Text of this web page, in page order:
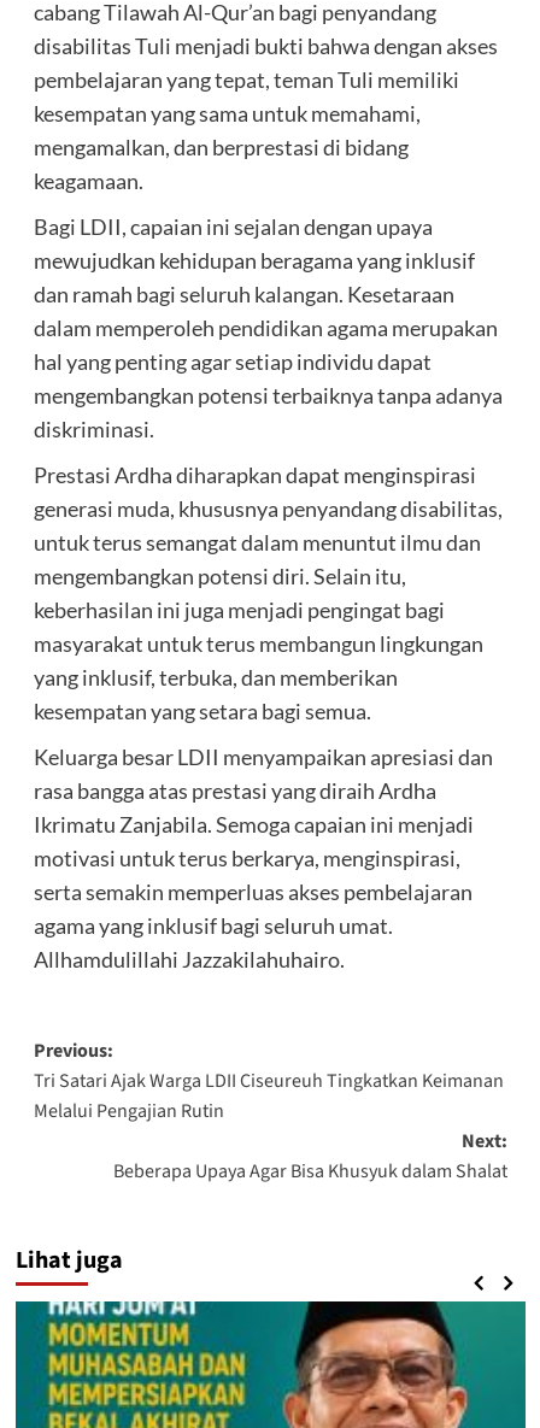
cabang Tilawah Al-Qur’an bagi penyandang
disabilitas Tuli menjadi bukti bahwa dengan akses
pembelajaran yang tepat, teman Tuli memiliki
kesempatan yang sama untuk memahami,
mengamalkan, dan berprestasi di bidang
keagamaan.
Bagi LDII, capaian ini sejalan dengan upaya
mewujudkan kehidupan beragama yang inklusif
dan ramah bagi seluruh kalangan. Kesetaraan
dalam memperoleh pendidikan agama merupakan
hal yang penting agar setiap individu dapat
mengembangkan potensi terbaiknya tanpa adanya
diskriminasi.
Prestasi Ardha diharapkan dapat menginspirasi
generasi muda, khususnya penyandang disabilitas,
untuk terus semangat dalam menuntut ilmu dan
mengembangkan potensi diri. Selain itu,
keberhasilan ini juga menjadi pengingat bagi
masyarakat untuk terus membangun lingkungan
yang inklusif, terbuka, dan memberikan
kesempatan yang setara bagi semua.
Keluarga besar LDII menyampaikan apresiasi dan
rasa bangga atas prestasi yang diraih Ardha
Ikrimatu Zanjabila. Semoga capaian ini menjadi
motivasi untuk terus berkarya, menginspirasi,
serta semakin memperluas akses pembelajaran
agama yang inklusif bagi seluruh umat.
Allhamdulillahi Jazzakilahuhairo.
Post
navigation
Previous:
Tri Satari Ajak Warga LDII Ciseureuh Tingkatkan Keimanan
Melalui Pengajian Rutin
Next:
Beberapa Upaya Agar Bisa Khusyuk dalam Shalat
Lihat juga